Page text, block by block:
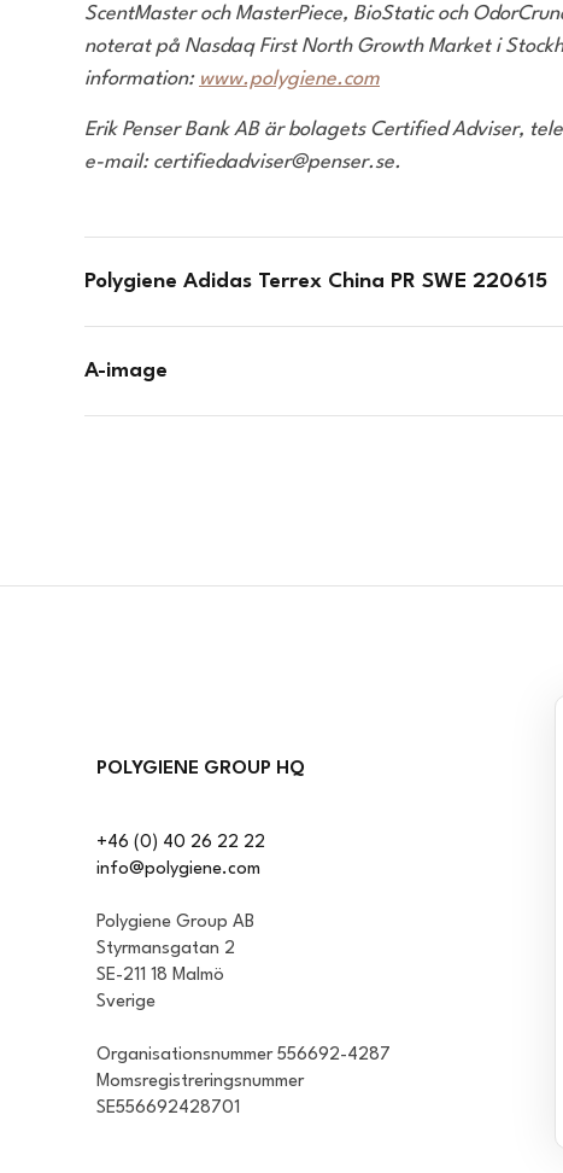
ScentMaster och MasterPiece, BioStatic och
noterat på Nasdaq First North Growth Market i
information: www.polygiene.com
Erik Penser Bank AB är bolagets Certified Adviser,
e-mail: certifiedadviser@penser.se.
Polygiene Adidas Terrex China PR SWE 220615
A-image
POLYGIENE GROUP HQ
+46 (0) 40 26 22 22
info@polygiene.com
Polygiene Group AB
Styrmansgatan 2
SE-211 18 Malmö
Sverige
Organisationsnummer 556692-4287
Momsregistreringsnummer
SE556692428701